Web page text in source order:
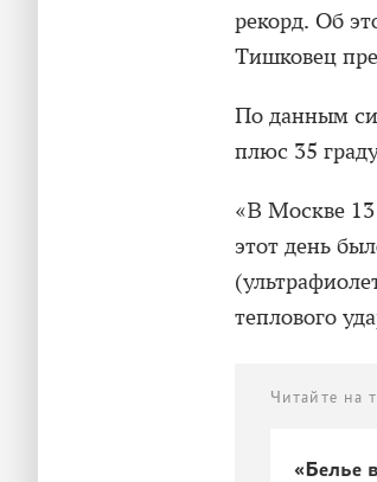
рекорд. Об
Тишковец
По данным
плюс 35
«В Москве 13
этот день
теплового
Читайте на
«Белье